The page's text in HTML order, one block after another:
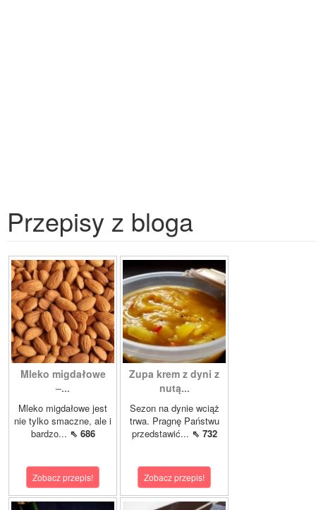
Przepisy z bloga
Mleko migdałowe
–...
Mleko migdałowe jest
nie tylko smaczne, ale i
bardzo... ⇖ 686
Zobacz przepis!
Zupa krem z dyni z
nutą...
Sezon na dynie wciąż
trwa. Pragnę Państwu
przedstawić... ⇖ 732
Zobacz przepis!